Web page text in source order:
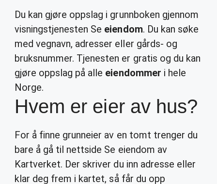
Du kan gjøre oppslag i grunnboken gjennom
visningstjenesten Se eiendom. Du kan søke
med vegnavn, adresser eller gårds- og
bruksnummer. Tjenesten er gratis og du kan
gjøre oppslag på alle eiendommer i hele
Norge.
Hvem er eier av hus?
For å finne grunneier av en tomt trenger du
bare å gå til nettside Se eiendom av
Kartverket. Der skriver du inn adresse eller
klar deg frem i kartet, så får du opp